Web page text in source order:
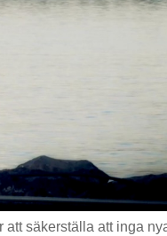
säkerställa att inga